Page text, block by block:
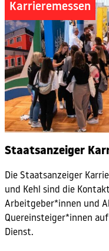
Karrieremessen
Staatsanzeiger
Die Staatsanzeiger
und Kehl sind die
Arbeitgeber*innen und
Quereinsteiger*innen
Dienst.